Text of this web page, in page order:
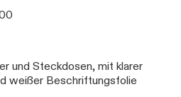
und Steckdosen, mit klarer
weißer Beschriftungsfolie